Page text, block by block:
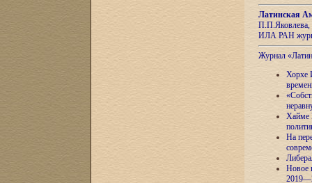
Латинская
П.П.Яковлева,
ИЛА РАН
Журнал
Хорхе
Хайме
На
Новое